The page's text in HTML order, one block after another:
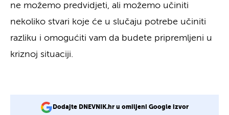
ne možemo predvidjeti, ali možemo učiniti
nekoliko stvari koje će u slučaju potrebe učiniti
razliku i omogućiti vam da budete pripremljeni u
kriznoj situaciji.
Dodajte DNEVNIK.hr u omiljeni Google izvor